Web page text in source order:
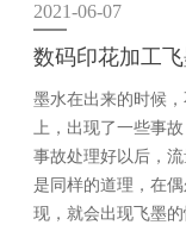
2021-06-07
数码印花加工
墨水在出来的时候
上，出现了一些事
事故处理好以后，
是同样的道理，在
现，就会出现飞墨的